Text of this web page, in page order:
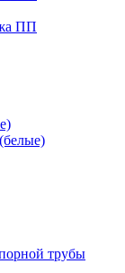
ПП
трубы